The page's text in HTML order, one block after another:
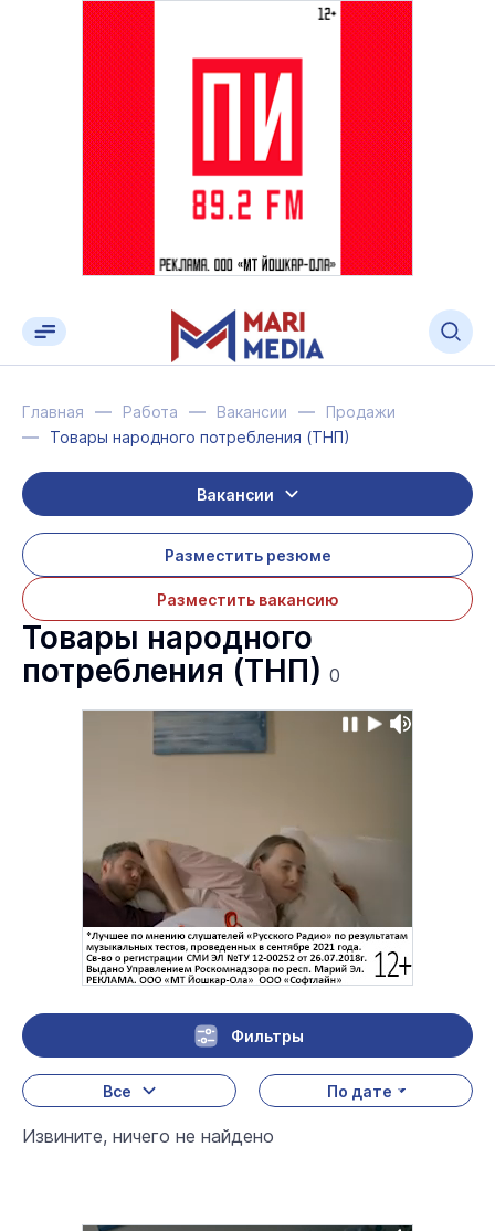
Главная Работа Вакансии
Продажи
Товары народного потребления (ТНП)
Разместить резюме
Разместить вакансию
Вакансии
Товары народного
потребления (ТНП) 0
Фильтры
Все По дате
Извините, ничего не найдено